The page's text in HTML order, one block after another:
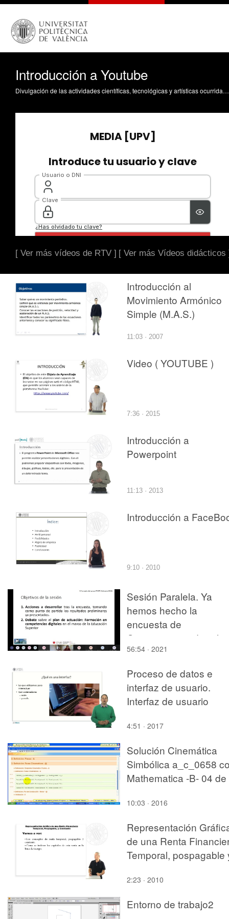
Introducción a Youtube
Divulgación de las actividades científicas, tecnológicas y artísticas ocurridas en los tres campus de la UPV
[ Ver más vídeos de RTV ] [ Ver más Vídeos didácticos
Introducción al
Movimiento Armónico
Simple (M.A.S.)
11:03 · 2007
Video ( YOUTUBE )
7:36 · 2015
Introducción a
Powerpoint
11:13 · 2013
Introducción a
9:10 · 2010
Sesión Paralela. Ya
hemos hecho la
encuesta de
Competencias
¿Ahora qué?
56:54 · 2021
Proceso de datos e
interfaz de usuario.
Interfaz de usuario
4:51 · 2017
Solución Cinemática
Simbólica a_c_0658
Mathematica -B- 04 de
10:03 · 2016
Representación
de una Renta
Temporal, pospagable
2:23 · 2010
Entorno de trabajo2